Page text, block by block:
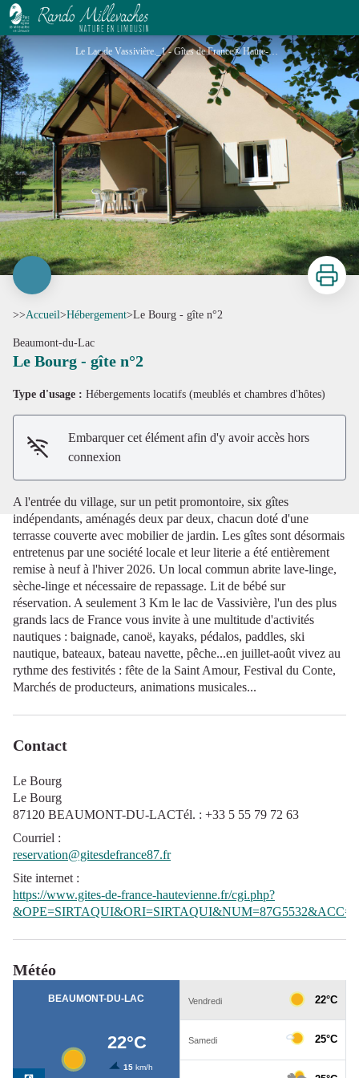
Le Bourg - gîte n°2
Le Lac de Vassivière._1 - Gîtes de France® Haute-Vienne
Voir l'image en plein écran
Imprimer
>>Accueil>Hébergement>Le Bourg - gîte n°2
Beaumont-du-Lac
Le Bourg - gîte n°2
Type d'usage : Hébergements locatifs (meublés et chambres d'hôtes)
Embarquer cet élément afin d'y avoir accès hors
connexion
A l'entrée du village, sur un petit promontoire, six gîtes
indépendants, aménagés deux par deux, chacun doté d'une
terrasse couverte avec mobilier de jardin. Les gîtes sont désormais
entretenus par une société locale et leur literie a été entièrement
remise à neuf à l'hiver 2026. Un local commun abrite lave-linge,
sèche-linge et nécessaire de repassage. Lit de bébé sur
réservation. A seulement 3 Km le lac de Vassivière, l'un des plus
grands lacs de France vous invite à une multitude d'activités
nautiques : baignade, canoë, kayaks, pédalos, paddles, ski
nautique, bateaux, bateau navette, pêche...en juillet-août vivez au
rythme des festivités : fête de la Saint Amour, Festival du Conte,
Marchés de producteurs, animations musicales...
Contact
Le Bourg
Le Bourg
87120 BEAUMONT-DU-LACTél. : +33 5 55 79 72 63
Courriel :
reservation@gitesdefrance87.fr
Site internet :
https://www.gites-de-france-hautevienne.fr/cgi.php?
Météo